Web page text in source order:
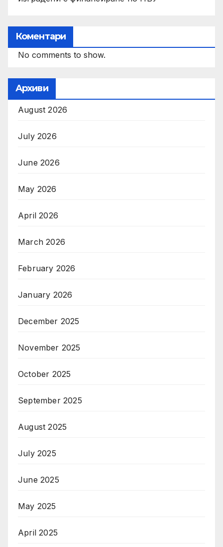
Коментари
No comments to show.
Архиви
August 2026
July 2026
June 2026
May 2026
April 2026
March 2026
February 2026
January 2026
December 2025
November 2025
October 2025
September 2025
August 2025
July 2025
June 2025
May 2025
April 2025